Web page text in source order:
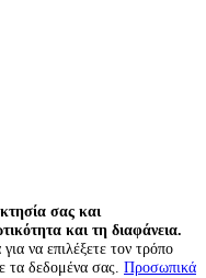
σας και
και τη διαφάνεια.
να επιλέξετε τον τρόπο
τα δεδομένα σας. Προσωπικά